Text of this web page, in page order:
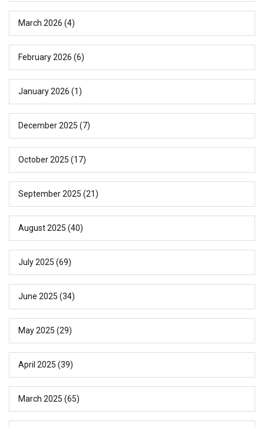
March 2026 (4)
February 2026 (6)
January 2026 (1)
December 2025 (7)
October 2025 (17)
September 2025 (21)
August 2025 (40)
July 2025 (69)
June 2025 (34)
May 2025 (29)
April 2025 (39)
March 2025 (65)